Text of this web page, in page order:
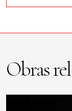
Obras